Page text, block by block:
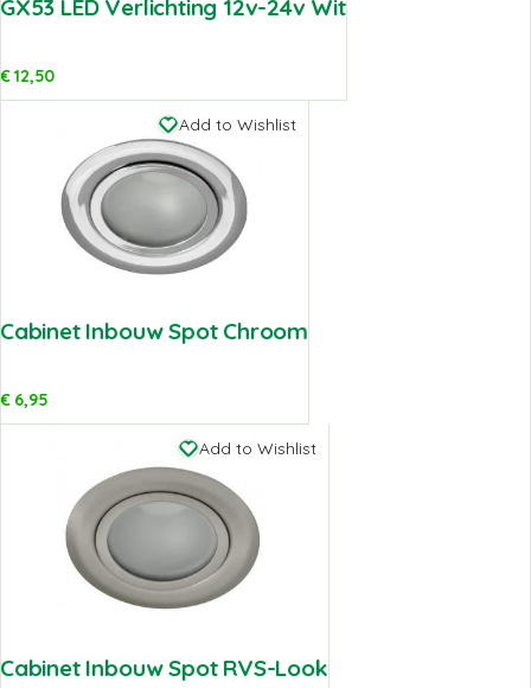
GX53 LED Verlichting 12v-24v Wit
€12,50
Add to Wishlist
Cabinet Inbouw Spot Chroom
€6,95
Add to Wishlist
Cabinet Inbouw Spot RVS-Look